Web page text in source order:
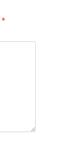
*